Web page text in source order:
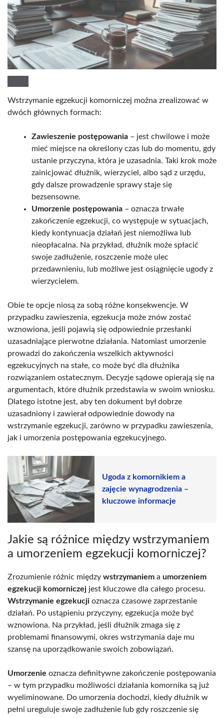
Wstrzymanie egzekucji komorniczej można zrealizować w
dwóch głównych formach:
Zawieszenie postępowania – jest chwilowe i może
mieć miejsce na określony czas lub do momentu, gdy
ustanie przyczyna, która je uzasadnia. Taki krok może
zainicjować dłużnik, wierzyciel, albo sąd z urzędu,
gdy dalsze prowadzenie sprawy staje się
bezsensowne.
Umorzenie postępowania – oznacza trwałe
zakończenie egzekucji, co występuje w sytuacjach,
kiedy kontynuacja działań jest niemożliwa lub
nieopłacalna. Na przykład, dłużnik może spłacić
swoje zadłużenie, roszczenie może ulec
przedawnieniu, lub możliwe jest osiągnięcie ugody z
wierzycielem.
Obie te opcje niosą za sobą różne konsekwencje. W
przypadku zawieszenia, egzekucja może znów zostać
wznowiona, jeśli pojawią się odpowiednie przesłanki
uzasadniające pierwotne działania. Natomiast umorzenie
prowadzi do zakończenia wszelkich aktywności
egzekucyjnych na stałe, co może być dla dłużnika
rozwiązaniem ostatecznym. Decyzje sądowe opierają się na
argumentach, które dłużnik przedstawia w swoim wniosku.
Dlatego istotne jest, aby ten dokument był dobrze
uzasadniony i zawierał odpowiednie dowody na
wstrzymanie egzekucji, zarówno w przypadku zawieszenia,
jak i umorzenia postępowania egzekucyjnego.
Ugoda z komornikiem a
zajęcie wynagrodzenia –
kluczowe informacje
Jakie są różnice między wstrzymaniem
a umorzeniem egzekucji komorniczej?
Zrozumienie różnic między wstrzymaniem a umorzeniem
egzekucji komorniczej jest kluczowe dla całego procesu.
Wstrzymanie egzekucji oznacza czasowe zaprzestanie
działań. Po ustąpieniu przyczyny, egzekucja może być
wznowiona. Na przykład, jeśli dłużnik zmaga się z
problemami finansowymi, okres wstrzymania daje mu
szansę na uporządkowanie swoich zobowiązań.
Umorzenie oznacza definitywne zakończenie postępowania
– w tym przypadku możliwości działania komornika są już
wyeliminowane. Do umorzenia dochodzi, kiedy dłużnik w
pełni ureguluje swoje zadłużenie lub gdy roszczenie się